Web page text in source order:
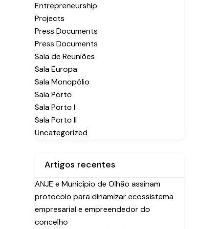
Entrepreneurship
Projects
Press Documents
Press Documents
Sala de Reuniões
Sala Europa
Sala Monopólio
Sala Porto
Sala Porto I
Sala Porto II
Uncategorized
Artigos recentes
ANJE e Município de Olhão assinam
protocolo para dinamizar ecossistema
empresarial e empreendedor do
concelho